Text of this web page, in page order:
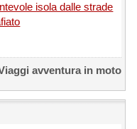
isola dalle strade
avventura in moto